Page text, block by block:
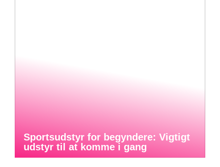
Sportsudstyr for begyndere: Vigtigt
udstyr til at komme i gang